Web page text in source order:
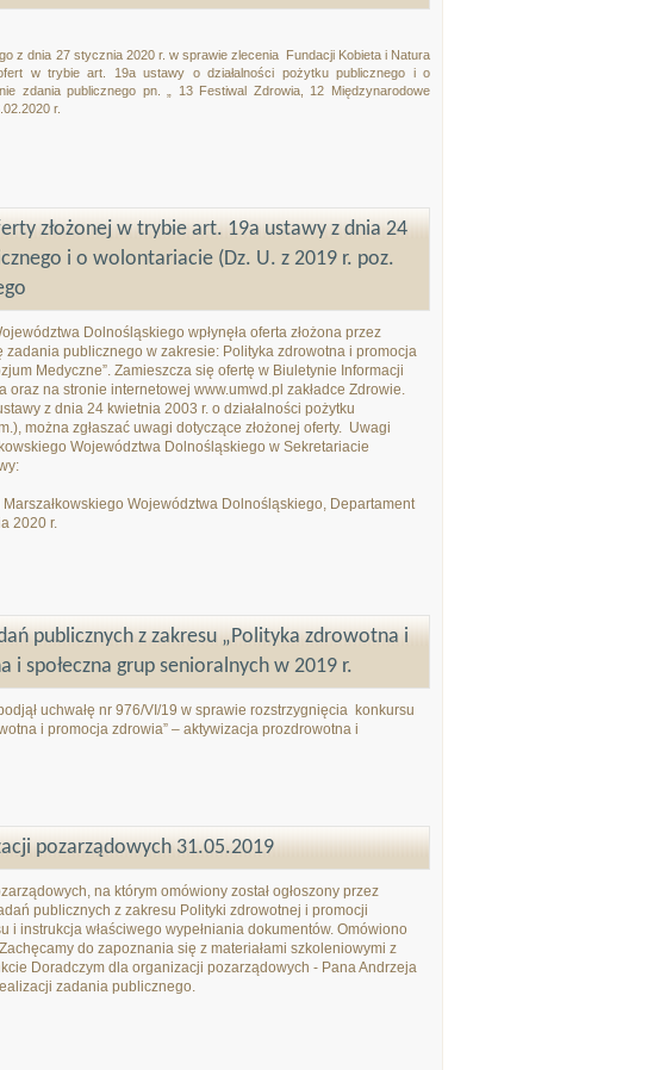
z dnia 27 stycznia 2020 r. w sprawie zlecenia
Fundacji Kobieta i Natura
w trybie art. 19a ustawy o działalności pożytku publicznego i o
zdania publicznego pn. „ 13 Festiwal Zdrowia, 12 Międzynarodowe
r.
złożonej w trybie art. 19a ustawy z dnia 24
i o wolontariacie (Dz. U. z 2019 r. poz.
Dolnośląskiego wpłynęła oferta złożona przez
publicznego w zakresie: Polityka zdrowotna i promocja
Medyczne”. Zamieszcza się ofertę w Biuletynie Informacji
na stronie internetowej www.umwd.pl zakładce Zdrowie.
z dnia 24 kwietnia 2003 r. o działalności pożytku
można zgłaszać uwagi dotyczące złożonej oferty. Uwagi
Województwa Dolnośląskiego w Sekretariacie
Województwa Dolnośląskiego, Departament
2020 r.
publicznych z zakresu „Polityka zdrowotna i
społeczna grup senioralnych w 2019 r.
uchwałę nr 976/VI/19 w sprawie rozstrzygnięcia konkursu
i promocja zdrowia” – aktywizacja prozdrowotna i
pozarządowych 31.05.2019
na którym omówiony został ogłoszony przez
publicznych z zakresu Polityki zdrowotnej i promocji
i instrukcja właściwego wypełniania dokumentów. Omówiono
do zapoznania się z materiałami szkoleniowymi z
Doradczym dla organizacji pozarządowych - Pana Andrzeja
zadania publicznego.